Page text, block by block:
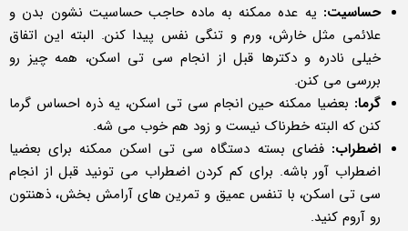
حساسیت: یه عده ممکنه به ماده حاجب حساسیت نشون بدن و
علائمی مثل خارش، ورم و تنگی نفس پیدا کنن. البته این اتفاق
خیلی نادره و دکترها قبل از انجام سی تی اسکن، همه چیز رو
بررسی می کنن.
گرما: بعضیا ممکنه حین انجام سی تی اسکن، یه ذره احساس گرما
کنن که البته خطرناک نیست و زود هم خوب می شه.
اضطراب: فضای بسته دستگاه سی تی اسکن ممکنه برای بعضیا
اضطراب آور باشه. برای کم کردن اضطراب می تونید قبل از انجام
سی تی اسکن، با تنفس عمیق و تمرین های آرامش بخش، ذهنتون
رو آروم کنید.